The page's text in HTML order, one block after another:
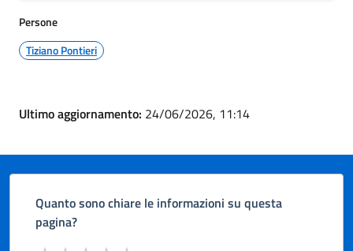
Persone
Tiziano Pontieri
Ultimo aggiornamento: 24/06/2026, 11:14
Quanto sono chiare le informazioni su questa
pagina?